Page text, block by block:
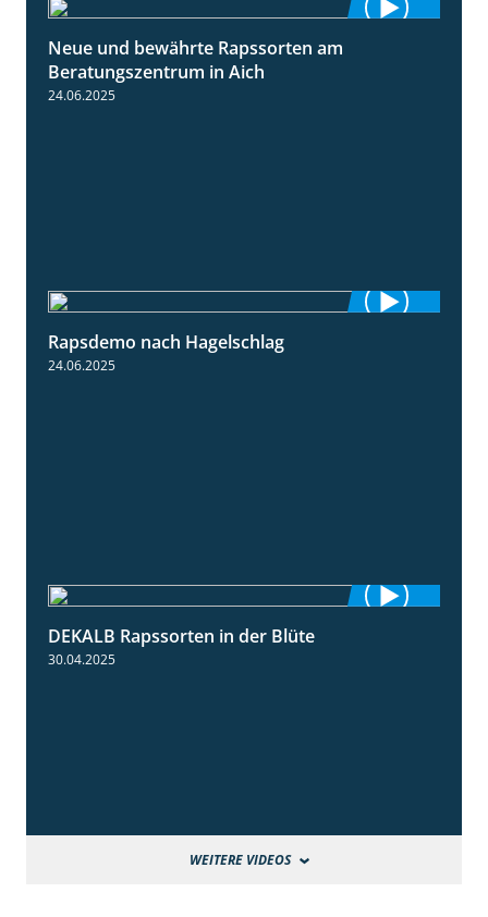
Neue und bewährte Rapssorten am
Beratungszentrum in Aich
24.06.2025
Rapsdemo nach Hagelschlag
24.06.2025
DEKALB Rapssorten in der Blüte
30.04.2025
WEITERE VIDEOS